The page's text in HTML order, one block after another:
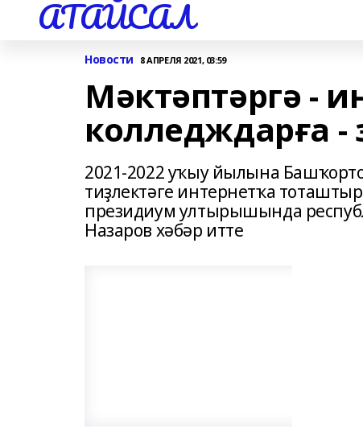
АТАЙСАЛ
Новости 8 АПРЕЛЯ 2021, 03:59
Мәктәптәргә -
колледждарға
2021-2022 уҡыу йылына
тиҙлектәге интернетҡа
президиум ултырышында
Назаров хәбәр итте